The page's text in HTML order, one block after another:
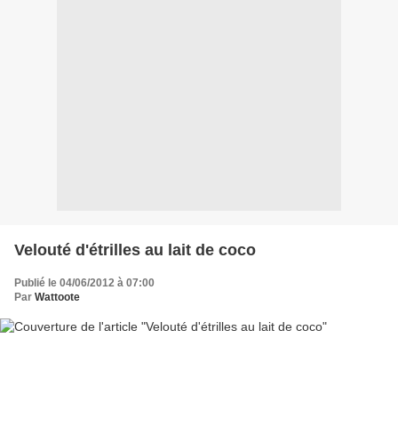
Velouté d'étrilles au lait de coco
Publié le 04/06/2012 à 07:00
Par Wattoote